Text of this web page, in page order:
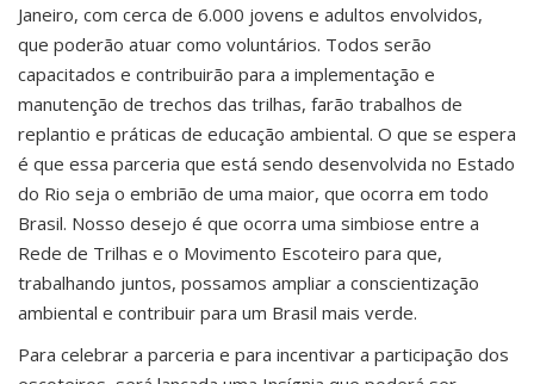
Janeiro, com cerca de 6.000 jovens e adultos envolvidos,
que poderão atuar como voluntários. Todos serão
capacitados e contribuirão para a implementação e
manutenção de trechos das trilhas, farão trabalhos de
replantio e práticas de educação ambiental. O que se espera
é que essa parceria que está sendo desenvolvida no Estado
do Rio seja o embrião de uma maior, que ocorra em todo
Brasil. Nosso desejo é que ocorra uma simbiose entre a
Rede de Trilhas e o Movimento Escoteiro para que,
trabalhando juntos, possamos ampliar a conscientização
ambiental e contribuir para um Brasil mais verde.
Para celebrar a parceria e para incentivar a participação dos